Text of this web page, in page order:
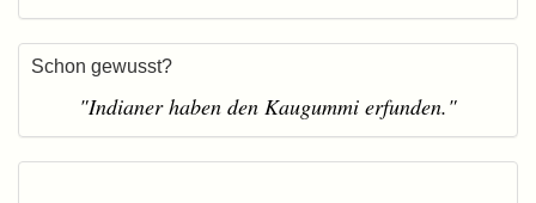
Schon gewusst?
"Indianer haben den Kaugummi erfunden."